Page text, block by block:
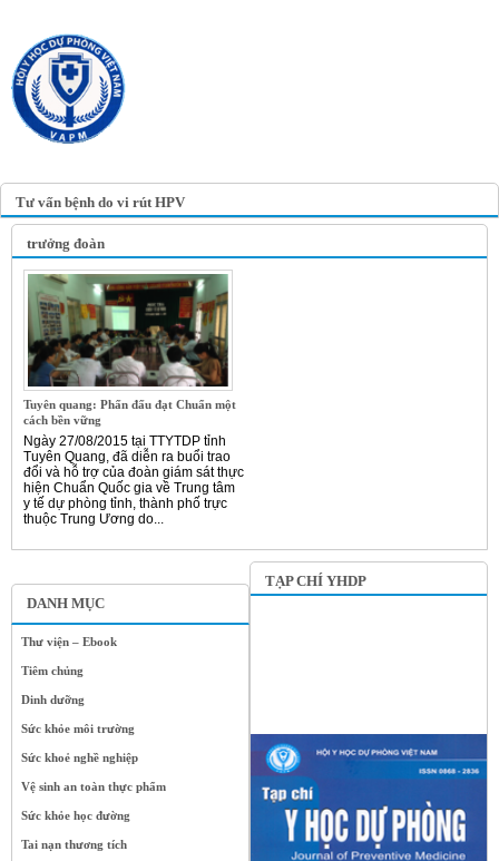
Tư vấn bệnh do vi rút HPV
DANH MỤC
Thư viện – Ebook
Tiêm chủng
Dinh dưỡng
Sức khỏe môi trường
Sức khoẻ nghề nghiệp
Vệ sinh an toàn thực phẩm
Sức khỏe học đường
Tai nạn thương tích
trưởng đoàn
Tuyên quang: Phấn đấu đạt Chuẩn một
cách bền vững
Ngày 27/08/2015 tại TTYTDP tỉnh
Tuyên Quang, đã diễn ra buổi trao
đổi và hỗ trợ của đoàn giám sát thực
hiện Chuẩn Quốc gia về Trung tâm
y tế dự phòng tỉnh, thành phố trực
thuộc Trung Ương do...
TẠP CHÍ YHDP